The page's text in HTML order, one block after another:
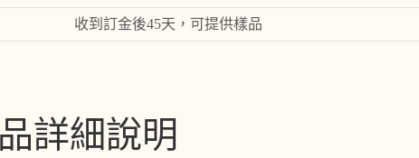
收到訂金後45天，可提供樣品
詳細說明